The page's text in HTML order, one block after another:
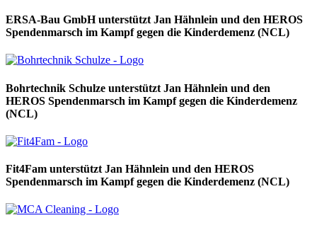
ERSA-Bau GmbH unterstützt Jan Hähnlein und den HEROS
Spendenmarsch im Kampf gegen die Kinderdemenz (NCL)
Bohrtechnik Schulze unterstützt Jan Hähnlein und den
HEROS Spendenmarsch im Kampf gegen die Kinderdemenz
(NCL)
Fit4Fam unterstützt Jan Hähnlein und den HEROS
Spendenmarsch im Kampf gegen die Kinderdemenz (NCL)